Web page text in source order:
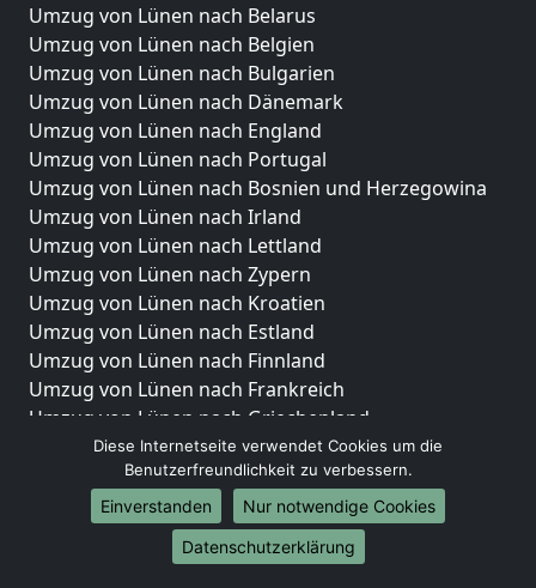
Umzug von Lünen nach Belarus
Umzug von Lünen nach Belgien
Umzug von Lünen nach Bulgarien
Umzug von Lünen nach Dänemark
Umzug von Lünen nach England
Umzug von Lünen nach Portugal
Umzug von Lünen nach Bosnien und Herzegowina
Umzug von Lünen nach Irland
Umzug von Lünen nach Lettland
Umzug von Lünen nach Zypern
Umzug von Lünen nach Kroatien
Umzug von Lünen nach Estland
Umzug von Lünen nach Finnland
Umzug von Lünen nach Frankreich
Umzug von Lünen nach Griechenland
Umzug von Lünen nach Italien
Umzug von Lünen nach Liechtenstein
Umzug von Lünen nach Luxemburg
Umzug von Lünen nach Niederlande
Umzug von Lünen nach Norwegen
Diese Internetseite verwendet Cookies um die
Benutzerfreundlichkeit zu verbessern.
Einverstanden
Nur notwendige Cookies
Datenschutzerklärung